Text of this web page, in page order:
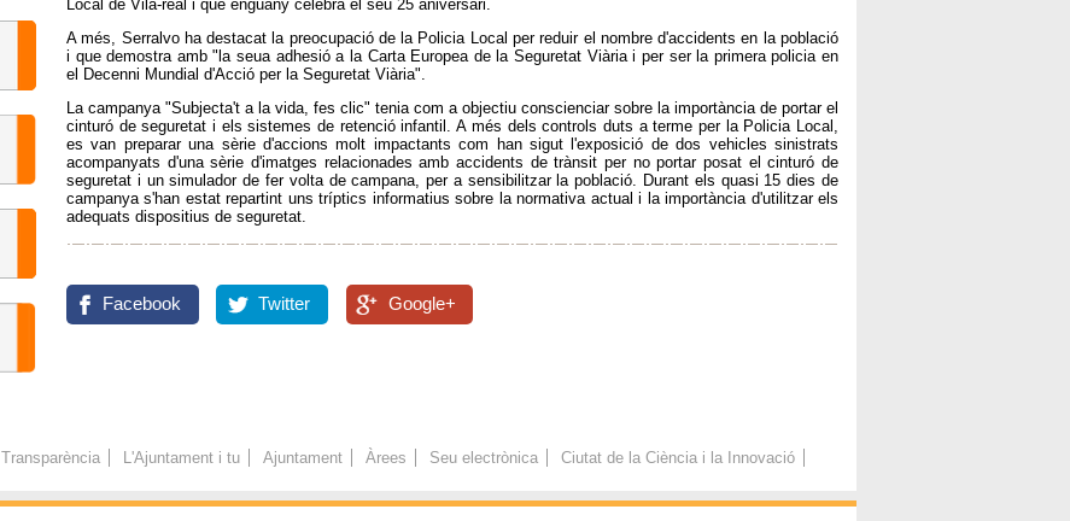
Local de Vila-real i que enguany celebra el seu 25 aniversari.
A més, Serralvo ha destacat la preocupació de la Policia Local per reduir el nombre d'accidents en la població
i que demostra amb "la seua adhesió a la Carta Europea de la Seguretat Viària i per ser la primera policia en
el Decenni Mundial d'Acció per la Seguretat Viària".
La campanya "Subjecta't a la vida, fes clic" tenia com a objectiu conscienciar sobre la importància de portar el
cinturó de seguretat i els sistemes de retenció infantil. A més dels controls duts a terme per la Policia Local,
es van preparar una sèrie d'accions molt impactants com han sigut l'exposició de dos vehicles sinistrats
acompanyats d'una sèrie d'imatges relacionades amb accidents de trànsit per no portar posat el cinturó de
seguretat i un simulador de fer volta de campana, per a sensibilitzar la població. Durant els quasi 15 dies de
campanya s'han estat repartint uns tríptics informatius sobre la normativa actual i la importància d'utilitzar els
adequats dispositius de seguretat.
Facebook Twitter Google+
Transparència L'Ajuntament i tu Ajuntament Àrees Seu electrònica Ciutat de la Ciència i la Innovació